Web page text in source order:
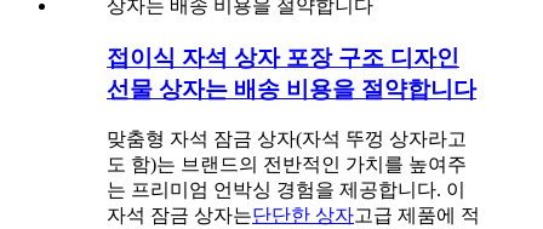
접이식 자석 상자 포장 구조 디자인
선물 상자는 배송 비용을 절약합니다
맞춤형 자석 잠금 상자(자석 뚜껑 상자라고
도 함)는 브랜드의 전반적인 가치를 높여주
는 프리미엄 언박싱 경험을 제공합니다. 이
자석 잠금 상자는단단한 상자고급 제품에 적